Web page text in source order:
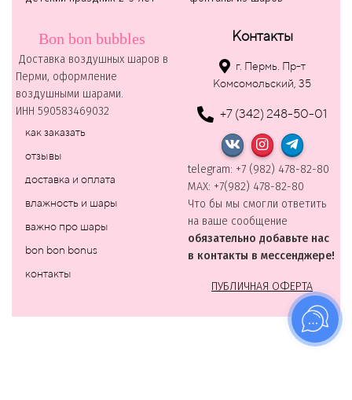
Bon bon bubbles
Доставка воздушных шаров в
Перми, оформление
воздушными шарами.
ИНН 590583469032
как заказать
отзывы
доставка и оплата
влажность и шары
важно про шары
bon bon bonus
контакты
Контакты
г. Пермь. Пр-т
Комсомольский, 35
+7 (342) 248-50-01
telegram: +7 (982) 478-82-80
MAХ: +7(982) 478-82-80
Что бы мы смогли ответить
на ваше сообщение
обязательно добавьте нас
в контакты в мессенджере!
ПУБЛИЧНАЯ ОФЕРТА